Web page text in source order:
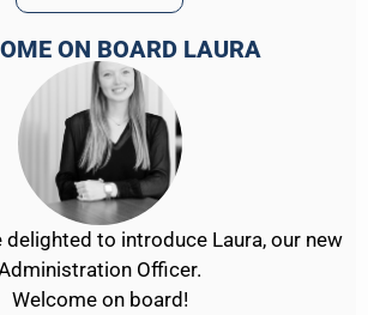
ON BOARD LAURA
delighted to introduce Laura, our new
Officer.
Welcome on board!